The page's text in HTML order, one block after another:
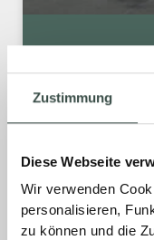
Zustimmung
Diese Webseite
Wir verwenden
personalisieren,
zu können und die
Unsere
oder dem
sorgt für ein
maximale